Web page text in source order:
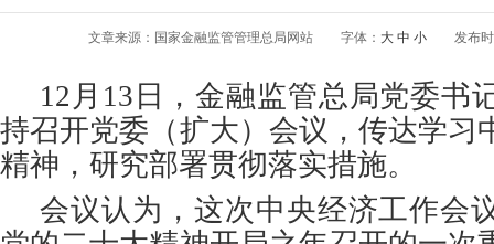
文章来源：国家金融监管管理总局网站 字体： 大 中 小 发布
12月13日，金融监管总局党委书
持召开党委（扩大）会议，传达学习
精神，研究部署贯彻落实措施。
会议认为，这次中央经济工作会